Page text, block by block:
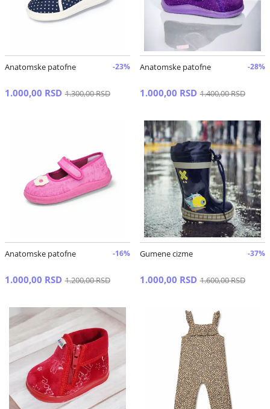
Anatomske patofne -23%
1.000,00 RSD 1.300,00 RSD
Anatomske patofne -28%
1.000,00 RSD 1.400,00 RSD
Anatomske patofne -16%
1.000,00 RSD 1.200,00 RSD
Gumene cizme -37%
1.000,00 RSD 1.600,00 RSD